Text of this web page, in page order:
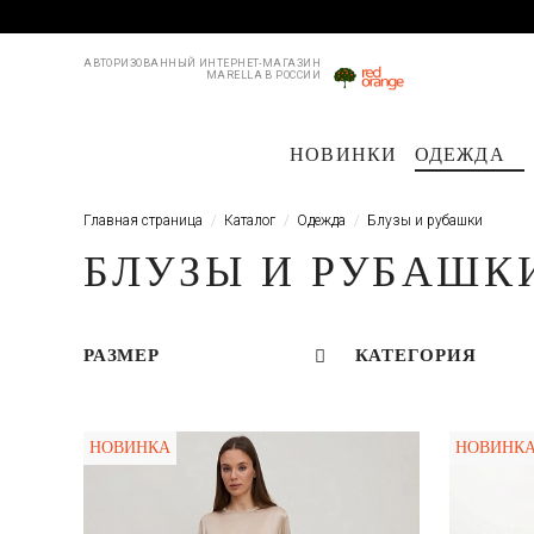
АВТОРИЗОВАННЫЙ ИНТЕРНЕТ-МАГАЗИН
MARELLA В РОССИИ
НОВИНКИ ОДЕЖДА
Главная страница Каталог Одежда Блузы и рубашки
БЛУЗЫ И
РАЗМЕР КАТЕГОРИЯ
НОВИНКА